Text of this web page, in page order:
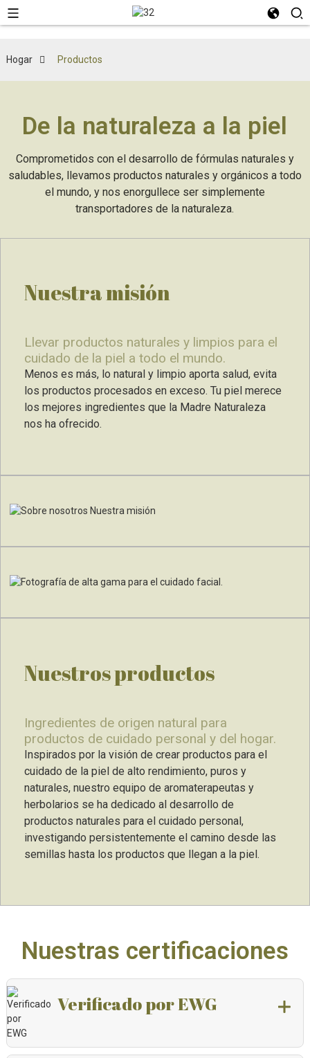
Hogar Productos
De la naturaleza a la piel
Comprometidos con el desarrollo de fórmulas naturales y
saludables, llevamos productos naturales y orgánicos a todo
el mundo, y nos enorgullece ser simplemente
transportadores de la naturaleza.
Nuestra misión
Llevar productos naturales y limpios para el
cuidado de la piel a todo el mundo.
Menos es más, lo natural y limpio aporta salud, evita
los productos procesados ​​en exceso. Tu piel merece
los mejores ingredientes que la Madre Naturaleza
nos ha ofrecido.
Nuestros productos
Ingredientes de origen natural para
productos de cuidado personal y del hogar.
Inspirados por la visión de crear productos para el
cuidado de la piel de alto rendimiento, puros y
naturales, nuestro equipo de aromaterapeutas y
herbolarios se ha dedicado al desarrollo de
productos naturales para el cuidado personal,
investigando persistentemente el camino desde las
semillas hasta los productos que llegan a la piel.
Nuestras certificaciones
Verificado por EWG